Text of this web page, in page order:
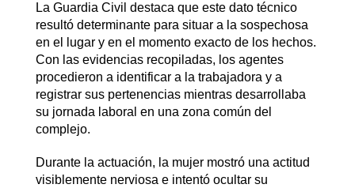
La Guardia Civil destaca que este dato técnico
resultó determinante para situar a la sospechosa
en el lugar y en el momento exacto de los hechos.
Con las evidencias recopiladas, los agentes
procedieron a identificar a la trabajadora y a
registrar sus pertenencias mientras desarrollaba
su jornada laboral en una zona común del
complejo.
Durante la actuación, la mujer mostró una actitud
visiblemente nerviosa e intentó ocultar su